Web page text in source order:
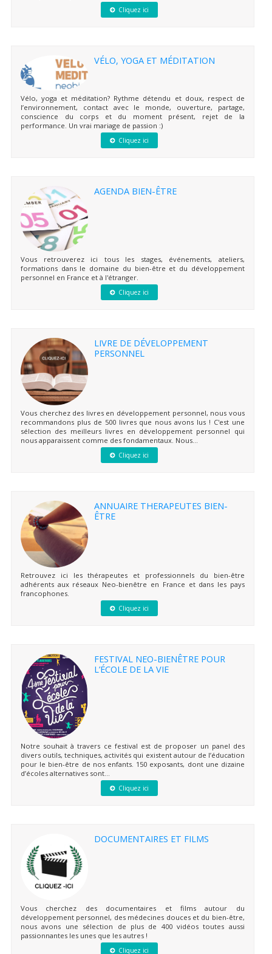
Cliquez ici
VÉLO, YOGA ET MÉDITATION
Vélo, yoga et méditation? Rythme détendu et doux, respect de
l’environnement, contact avec le monde, ouverture, partage,
conscience du corps et du moment présent, rejet de la
performance. Un vrai mariage de passion :)
Cliquez ici
AGENDA BIEN-ÊTRE
Vous retrouverez ici tous les stages, événements, ateliers,
formations dans le domaine du bien-être et du développement
personnel en France et à l'étranger.
Cliquez ici
LIVRE DE DÉVELOPPEMENT
PERSONNEL
Vous cherchez des livres en développement personnel, nous vous
recommandons plus de 500 livres que nous avons lus ! C'est une
sélection des meilleurs livres en développement personnel qui
nous apparaissent comme des fondamentaux. Nous...
Cliquez ici
ANNUAIRE THERAPEUTES BIEN-
ÊTRE
Retrouvez ici les thérapeutes et professionnels du bien-être
adhérents aux réseaux Neo-bienêtre en France et dans les pays
francophones.
Cliquez ici
FESTIVAL NEO-BIENÊTRE POUR
L’ÉCOLE DE LA VIE
Notre souhait à travers ce festival est de proposer un panel des
divers outils, techniques, activités qui existent autour de l’éducation
pour le bien-être de nos enfants. 150 exposants, dont une dizaine
d’écoles alternatives sont...
Cliquez ici
DOCUMENTAIRES ET FILMS
Vous cherchez des documentaires et films autour du
développement personnel, des médecines douces et du bien-être,
nous avons une sélection de plus de 400 vidéos toutes aussi
passionnantes les unes que les autres !
Cliquez ici